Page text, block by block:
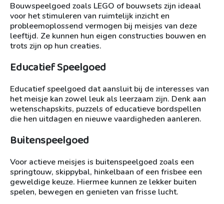
Bouwspeelgoed zoals LEGO of bouwsets zijn ideaal
voor het stimuleren van ruimtelijk inzicht en
probleemoplossend vermogen bij meisjes van deze
leeftijd. Ze kunnen hun eigen constructies bouwen en
trots zijn op hun creaties.
Educatief Speelgoed
Educatief speelgoed dat aansluit bij de interesses van
het meisje kan zowel leuk als leerzaam zijn. Denk aan
wetenschapskits, puzzels of educatieve bordspellen
die hen uitdagen en nieuwe vaardigheden aanleren.
Buitenspeelgoed
Voor actieve meisjes is buitenspeelgoed zoals een
springtouw, skippybal, hinkelbaan of een frisbee een
geweldige keuze. Hiermee kunnen ze lekker buiten
spelen, bewegen en genieten van frisse lucht.